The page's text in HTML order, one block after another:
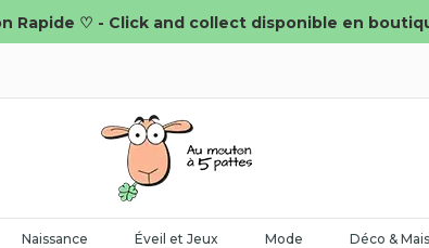
Rapide ♡ - Click and collect disponible en
Naissance Éveil et Jeux Mode Déco &